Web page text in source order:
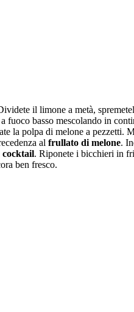
il limone a metà,
fuoco basso mescolando in
la polpa di melone a pezzetti.
al frullato di melone.
cocktail. Riponete i bicchieri in
ben fresco.